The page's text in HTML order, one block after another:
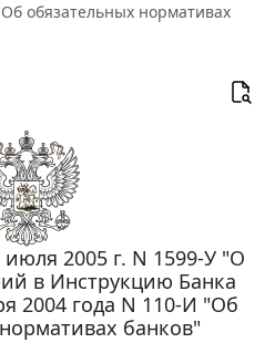
обязательных нормативах
2005 г. N 1599-У "О
в Инструкцию Банка
2004 года N 110-И "Об
банков"